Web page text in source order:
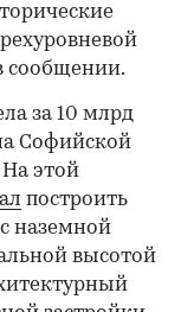
сообщении.
за 10 млрд
Софийской
На этой
построить
наземной
высотой